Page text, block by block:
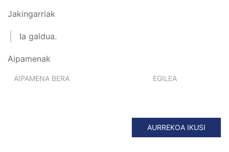
Jakingarriak
Ia galdua.
Aipamenak
AIPAMENA BERA EGILEA
AURREKOA IKUSI